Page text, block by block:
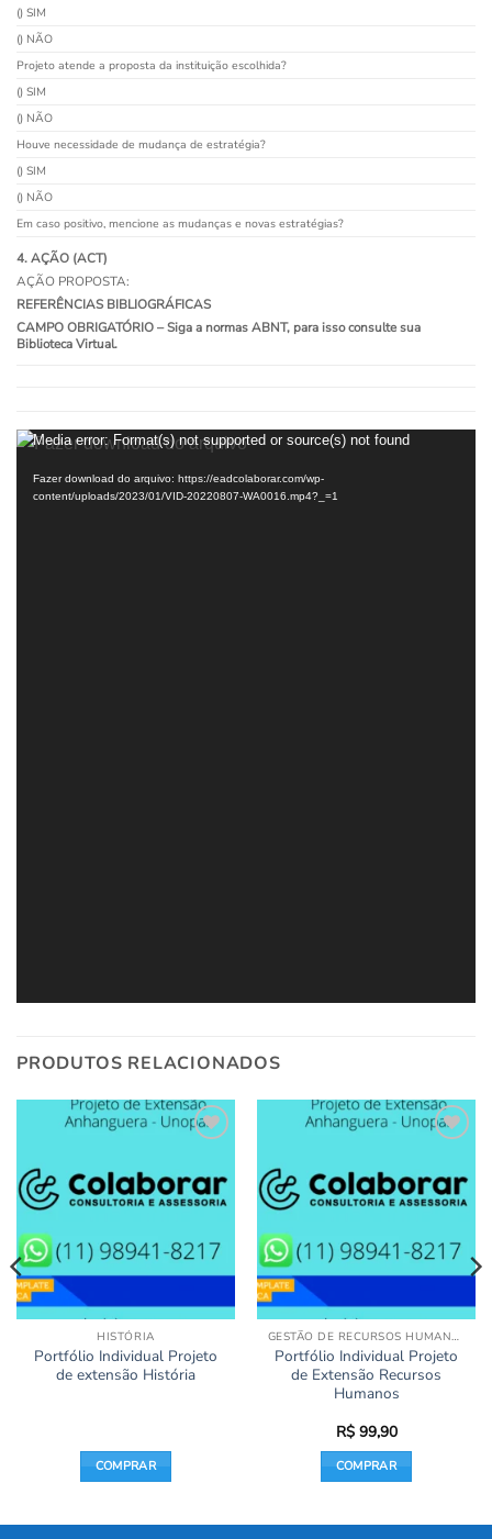
() SIM
() NÃO
Projeto atende a proposta da instituição escolhida?
() SIM
() NÃO
Houve necessidade de mudança de estratégia?
() SIM
() NÃO
Em caso positivo, mencione as mudanças e novas estratégias?
4. AÇÃO (ACT)
AÇÃO PROPOSTA:
REFERÊNCIAS BIBLIOGRÁFICAS
CAMPO OBRIGATÓRIO – Siga a normas ABNT, para isso consulte sua
Biblioteca Virtual.
Tocador
de
vídeo
Media error: Format(s) not supported or source(s) not found
Fazer download do arquivo: https://eadcolaborar.com/wp-
content/uploads/2023/01/VID-20220807-WA0016.mp4?_=1
PRODUTOS RELACIONADOS
HISTÓRIA
Portfólio Individual Projeto
de extensão História
COMPRAR
GESTÃO DE RECURSOS HUMANOS
Portfólio Individual Projeto
de Extensão Recursos
Humanos
R$99,90
COMPRAR